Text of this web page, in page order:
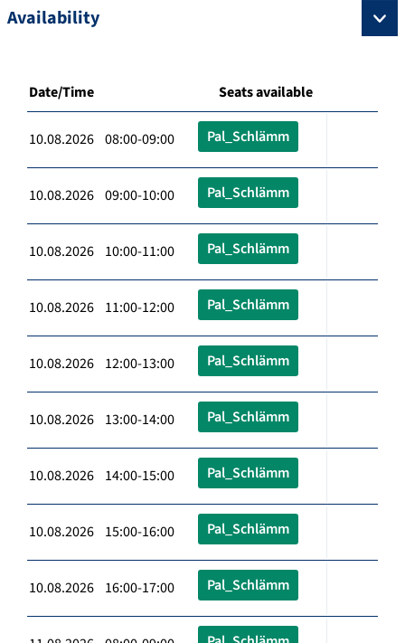
Availability
Date/Time Seats available
10.08.2026 08:00-09:00 Pal_Schlämm
10.08.2026 09:00-10:00 Pal_Schlämm
10.08.2026 10:00-11:00 Pal_Schlämm
10.08.2026 11:00-12:00 Pal_Schlämm
10.08.2026 12:00-13:00 Pal_Schlämm
10.08.2026 13:00-14:00 Pal_Schlämm
10.08.2026 14:00-15:00 Pal_Schlämm
10.08.2026 15:00-16:00 Pal_Schlämm
10.08.2026 16:00-17:00 Pal_Schlämm